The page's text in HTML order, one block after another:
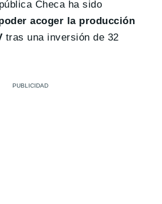
Checa ha sido
acoger la producción
tras una inversión de 32